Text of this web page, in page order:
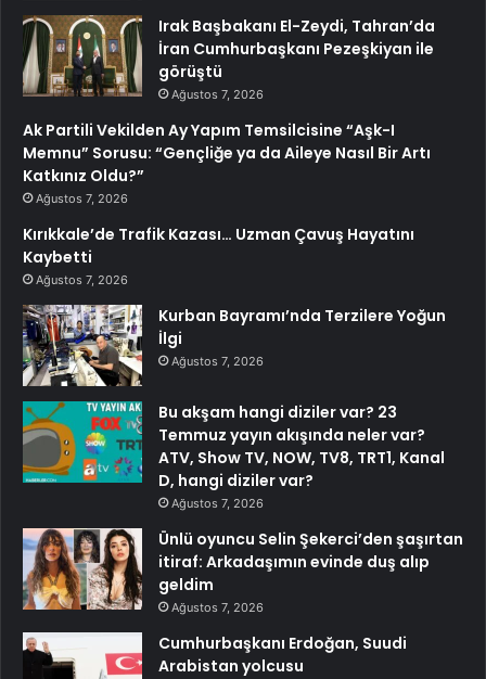
Irak Başbakanı El-Zeydi, Tahran’da
İran Cumhurbaşkanı Pezeşkiyan ile
görüştü
Ağustos 7, 2026
Ak Partili Vekilden Ay Yapım Temsilcisine “Aşk-I
Memnu” Sorusu: “Gençliğe ya da Aileye Nasıl Bir Artı
Katkınız Oldu?”
Ağustos 7, 2026
Kırıkkale’de Trafik Kazası… Uzman Çavuş Hayatını
Kaybetti
Ağustos 7, 2026
Kurban Bayramı’nda Terzilere Yoğun
İlgi
Ağustos 7, 2026
Bu akşam hangi diziler var? 23
Temmuz yayın akışında neler var?
ATV, Show TV, NOW, TV8, TRT1, Kanal
D, hangi diziler var?
Ağustos 7, 2026
Ünlü oyuncu Selin Şekerci’den şaşırtan
itiraf: Arkadaşımın evinde duş alıp
geldim
Ağustos 7, 2026
Cumhurbaşkanı Erdoğan, Suudi
Arabistan yolcusu